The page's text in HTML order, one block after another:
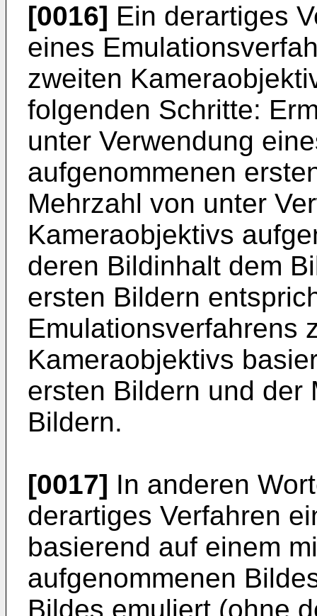
[0016] Ein derartiges
eines
zweiten
folgenden Schritte:
unter Verwendung
aufgenommenen
Mehrzahl von unter
Kameraobjektivs
deren Bildinhalt dem
ersten Bildern
Emulationsverfahrens
Kameraobjektivs
ersten Bildern und der
Bildern.
[0017] In anderen
derartiges Verfahren
basierend auf einem
aufgenommenen
Bildes emuliert (ohne